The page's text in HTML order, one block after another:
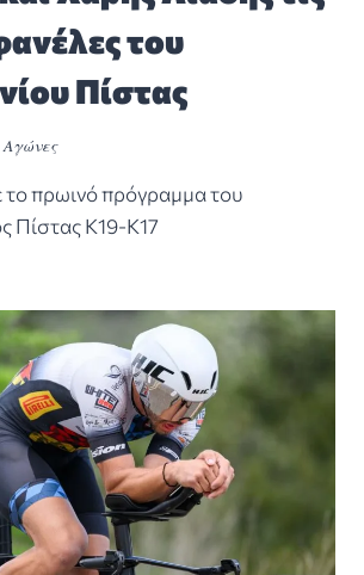
του
Πίστας
Αγώνες
πρωινό πρόγραμμα του
Πίστας Κ19-Κ17